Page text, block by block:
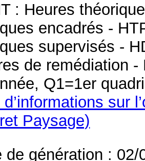
: Heures
encadrés -
supervisés -
de remédiation
Q1=1er
d’informations sur
Paysage)
de génération : 02/